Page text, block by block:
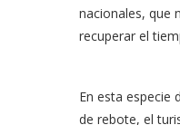
nacionales, que
recuperar el
En esta especie
de rebote, el